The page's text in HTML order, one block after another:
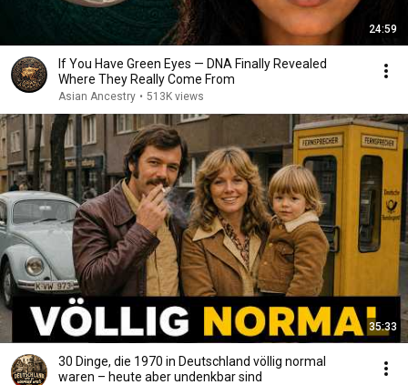
24:59
If You Have Green Eyes — DNA Finally Revealed
Where They Really Come From
Asian Ancestry • 513K views
35:33
30 Dinge, die 1970 in Deutschland völlig normal
waren – heute aber undenkbar sind